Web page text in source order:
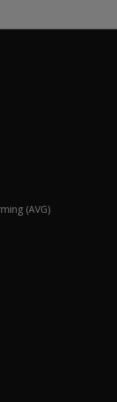
(AVG)